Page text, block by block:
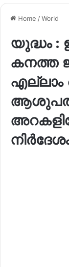
Home /World
യുദ്ധം :
കനത്ത
എല്ലാം